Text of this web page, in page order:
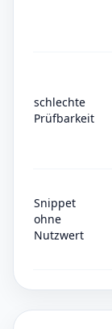
schlechte
Prüfbarkeit
Snippet
ohne
Nutzwert